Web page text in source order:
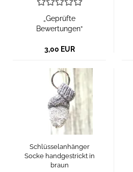
„Geprüfte
Bewertungen“
3,00 EUR
Schlüsselanhänger
Socke handgestrickt in
braun